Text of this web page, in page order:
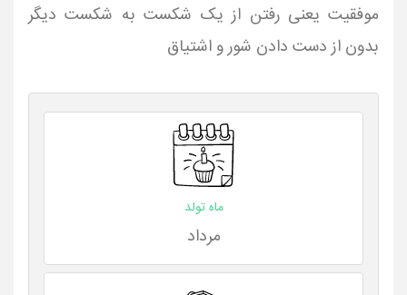
موفقیت یعنی رفتن از یک شکست به شکست دیگر
بدون از دست دادن شور و اشتیاق
ماه تولد
مرداد